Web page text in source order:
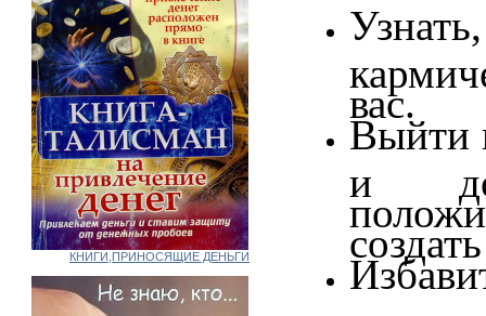
КНИГИ,ПРИНОСЯЩИЕ ДЕНЬГИ
вас.
Выйти
и